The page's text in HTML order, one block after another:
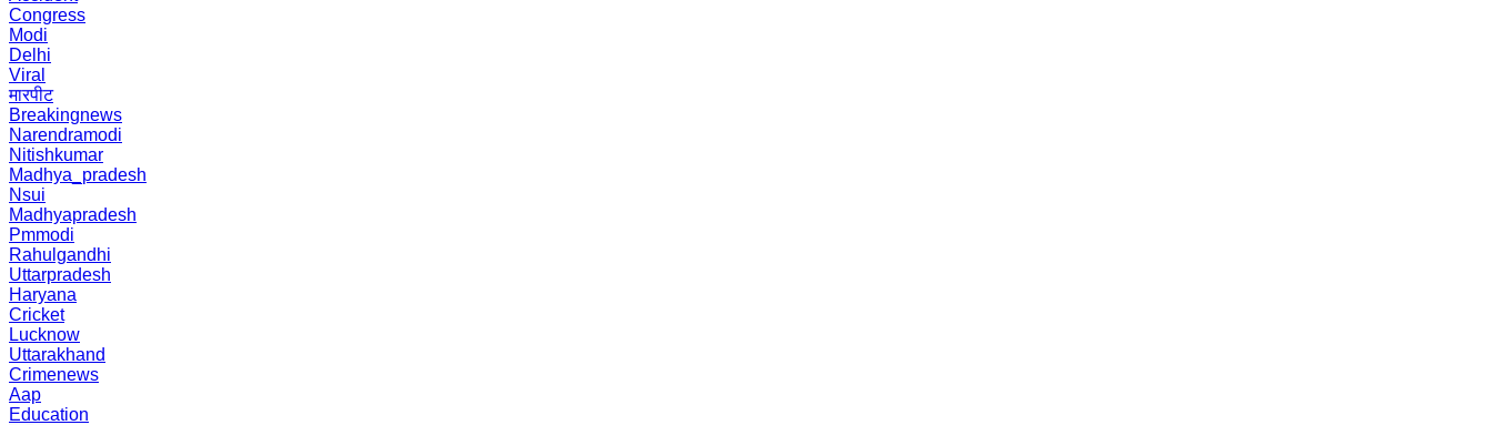
Congress
Modi
Delhi
Viral
मारपीट
Breakingnews
Narendramodi
Nitishkumar
Madhya_pradesh
Nsui
Madhyapradesh
Pmmodi
Rahulgandhi
Uttarpradesh
Haryana
Cricket
Lucknow
Uttarakhand
Crimenews
Aap
Education